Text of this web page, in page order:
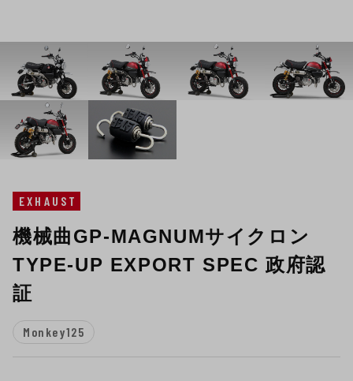
EXHAUST
機械曲GP-MAGNUMサイクロン
TYPE-UP EXPORT SPEC 政府認
証
Monkey125